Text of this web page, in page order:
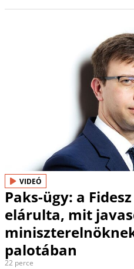
VIDEÓ
Paks-ügy: a
elárulta, mit
palotában
22 perce